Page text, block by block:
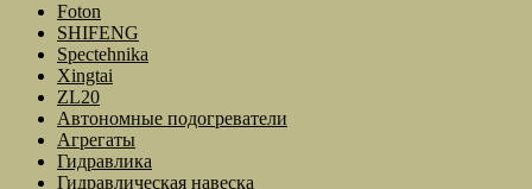
Foton
SHIFENG
Spectehnika
Xingtai
ZL20
Автономные подогреватели
Агрегаты
Гидравлика
Гидравлическая навеска